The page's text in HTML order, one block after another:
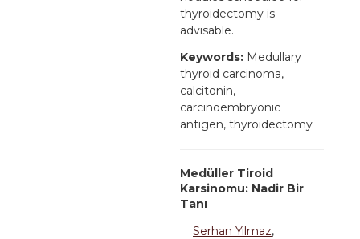
thyroidectomy is
advisable.
Keywords: Medullary
thyroid carcinoma,
calcitonin,
carcinoembryonic
antigen, thyroidectomy
Medüller Tiroid
Karsinomu: Nadir Bir
Tanı
Serhan Yılmaz,